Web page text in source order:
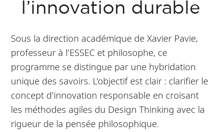
l’innovation durable
Sous la direction académique de Xavier Pavie,
professeur à l'ESSEC et philosophe, ce
programme se distingue par une hybridation
unique des savoirs. L’objectif est clair : clarifier le
concept d'innovation responsable en croisant
les méthodes agiles du Design Thinking avec la
rigueur de la pensée philosophique.